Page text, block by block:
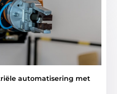
automatisering met